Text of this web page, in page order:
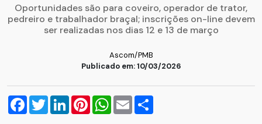
Oportunidades são para coveiro, operador de trator,
pedreiro e trabalhador braçal; inscrições on-line devem
ser realizadas nos dias 12 e 13 de março
Ascom/PMB
Publicado em: 10/03/2026
Facebook
TwitterLinkedInPinterestWhatsApp
Email